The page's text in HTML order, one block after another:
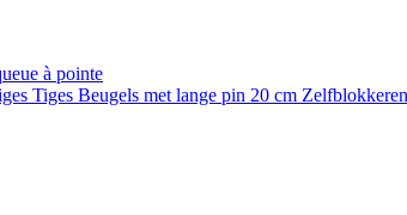
à pointe
Tiges Beugels met lange pin 20 cm